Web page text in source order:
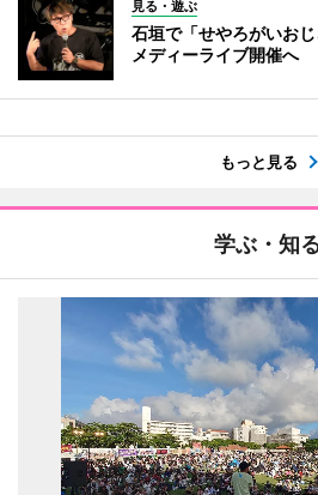
見る・遊ぶ
石垣で「せやろがいお
メディーライブ開催へ
もっと見る
学ぶ・知